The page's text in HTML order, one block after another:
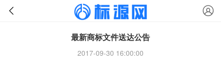
最新商标文件送达公告
2017-09-30 16:00:00